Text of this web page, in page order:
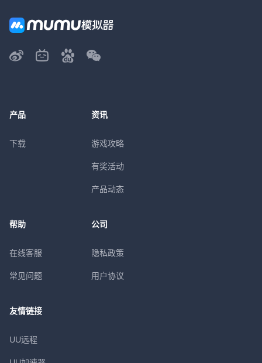
产品
下载
资讯
游戏攻略
有奖活动
产品动态
帮助
在线客服
常见问题
公司
隐私政策
用户协议
友情链接
UU远程